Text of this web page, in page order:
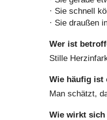
· Sie schnell
· Sie draußen
Wer ist
Stille
Wie häufig ist
Man schätzt,
Wie wirkt